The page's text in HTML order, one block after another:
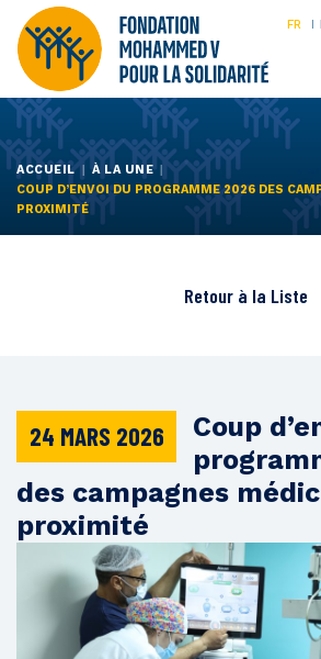
Aller
au
contenu
principal
FR
ACCUEIL
À LA UNE
COUP D’ENVOI DU PROGRAMME 2026 DES
PROXIMITÉ
Retour à la Liste
24 MARS 2026
Coup
des campagnes
proximité